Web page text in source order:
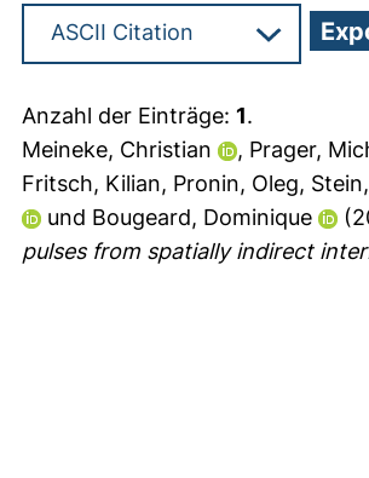
Anzahl der Einträge: 1.
Meineke, Christian
, Prager,
Fritsch, Kilian, Pronin, Oleg,
und Bougeard, Dominique
pulses from spatially indirect